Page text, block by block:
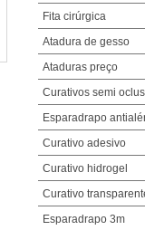
Fita cirúrgica
Atadura de gesso
Ataduras preço
Curativos semi
Esparadrapo
Curativo adesivo
Curativo hidrogel
Curativo
Esparadrapo 3m